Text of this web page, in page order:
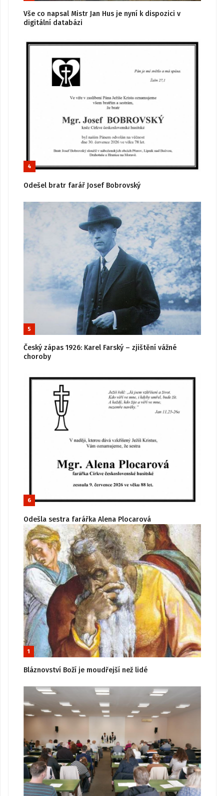
Vše co napsal Mistr Jan Hus je nyní k dispozici v
digitální databázi
4
Odešel bratr farář Josef Bobrovský
5
Český zápas 1926: Karel Farský – zjištění vážné
choroby
6
Odešla sestra farářka Alena Plocarová
1
Bláznovství Boží je moudřejší než lidé